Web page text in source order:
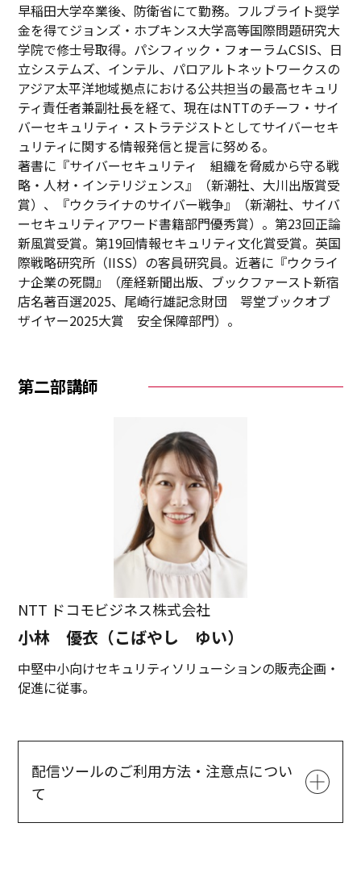
早稲田大学卒業後、防衛省にて勤務。フルブライト奨学
金を得てジョンズ・ホプキンス大学高等国際問題研究大
学院で修士号取得。パシフィック・フォーラムCSIS、日
立システムズ、インテル、パロアルトネットワークスの
アジア太平洋地域拠点における公共担当の最高セキュリ
ティ責任者兼副社長を経て、現在はNTTのチーフ・サイ
バーセキュリティ・ストラテジストとしてサイバーセキ
ュリティに関する情報発信と提言に努める。
著書に『サイバーセキュリティ 組織を脅威から守る戦
略・人材・インテリジェンス』（新潮社、大川出版賞受
賞）、『ウクライナのサイバー戦争』（新潮社、サイバ
ーセキュリティアワード書籍部門優秀賞）。第23回正論
新風賞受賞。第19回情報セキュリティ文化賞受賞。英国
際戦略研究所（IISS）の客員研究員。近著に『ウクライ
ナ企業の死闘』（産経新聞出版、ブックファースト新宿
店名著百選2025、尾崎行雄記念財団 咢堂ブックオブ
ザイヤー2025大賞 安全保障部門）。
第二部講師
NTT ドコモビジネス株式会社
小林 優衣（こばやし ゆい）
中堅中小向けセキュリティソリューションの販売企画・
促進に従事。
配信ツールのご利用方法・注意点につい
て